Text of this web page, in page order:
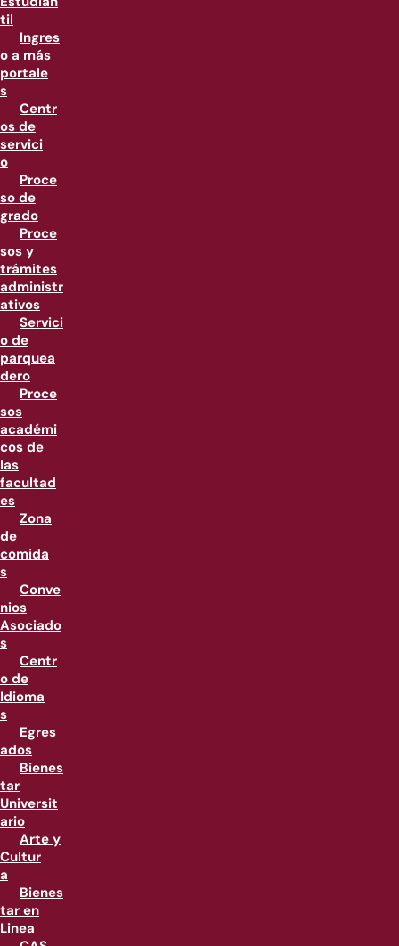
til
Ingres
o a más
portale
s
Centr
os de
servici
o
Proce
so de
grado
Proce
sos y
trámites
administr
ativos
Servici
o de
parquea
dero
Proce
sos
académi
cos de
las
facultad
es
Zona
de
comida
s
Conve
nios
Asociado
s
Centr
o de
Idioma
s
Egres
ados
Bienes
tar
Universit
ario
Arte y
Cultur
a
Bienes
tar en
Linea